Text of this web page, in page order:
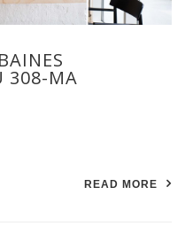
308-MA
READ MORE